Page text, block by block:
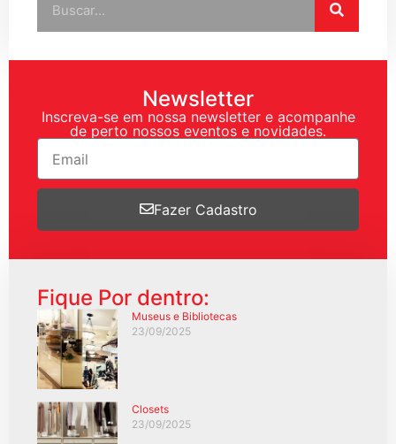
Newsletter
Inscreva-se em nossa newsletter e acompanhe
de perto nossos eventos e novidades.
Fazer Cadastro
Fique Por dentro:
Museus e Bibliotecas
23/09/2025
Closets
23/09/2025